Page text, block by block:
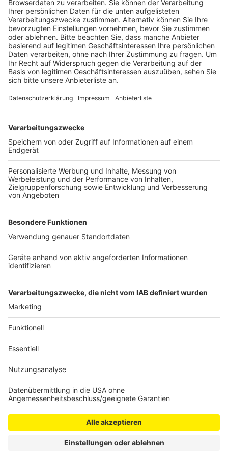
Anzeige
Risikogebieten gedacht.
Veröffentlicht:Dienstag, 04.08.2020 18:08
Anzeige
Hintergrund ist zum einen die fehlende Testkapazität
bei einem zu großen Ansturm von Reiserückkehrenden.
Infektionsschutz: Sie will vermeiden, dass sich
Reiserückkehrende aus Risikogebieten und die aus
weniger gefährlichen Gebieten zusammen am
Testzentrum anstellen und sich so eventuell
anstecken. Die Stadt weist darauf hin, dass jede
niedergelassene ärztliche Praxis den Test auf Covid-
19 ebenfalls kostenlos durchführe. Nach der
angekündigten Testpflicht für Reisende aus
Risikogebieten, hat die Stadt die Testkapazitäten am
Flughafen vorsichtshalber ausgebaut. Pro Woche
landen durchschnittlich rund 13.500 Reisende aus
Risikogebieten in Köln, die dann alle getestet werden
müssten.
Anzeige
Anzeige